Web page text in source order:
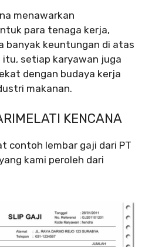
menawarkan
para tenaga kerja,
banyak keuntungan di atas
itu, setiap karyawan juga
dengan budaya kerja
makanan.
KENCANA
contoh lembar gaji dari PT
kami peroleh dari